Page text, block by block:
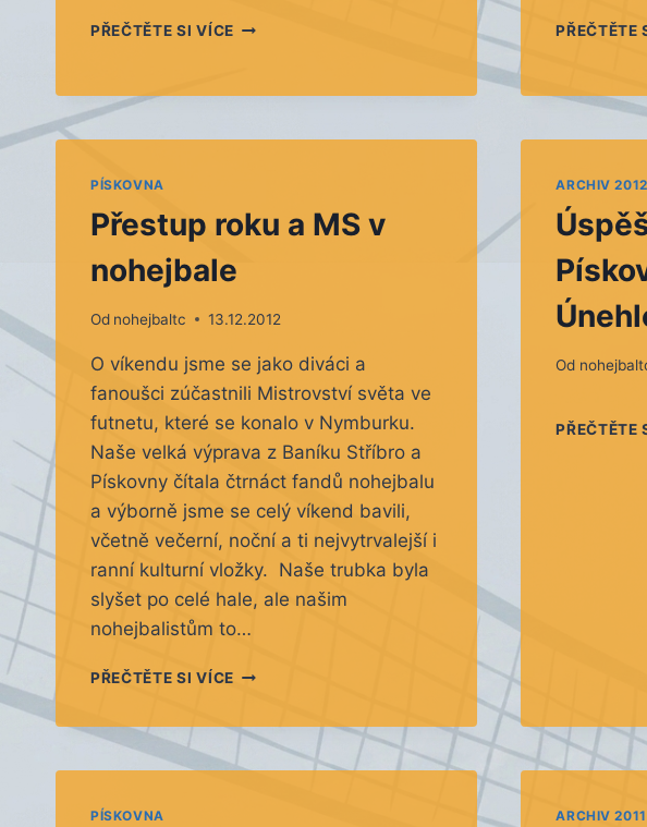
PŘEČTĚTE SI VÍCEREZERVACE
PŘEČTĚTE
PÍSKOVNA
Přestup roku a MS v
nohejbale
Od nohejbaltc 13.12.2012
O víkendu jsme se jako diváci a
fanoušci zúčastnili Mistrovství světa ve
futnetu, které se konalo v Nymburku.
Naše velká výprava z Baníku Stříbro a
Pískovny čítala čtrnáct fandů nohejbalu
a výborně jsme se celý víkend bavili,
včetně večerní, noční a ti nejvytrvalejší i
ranní kulturní vložky. Naše trubka byla
slyšet po celé hale, ale našim
nohejbalistům to…
PŘEČTĚTE SI VÍCEPŘESTUP
MS
V
ARCHIV 2012
Od
PŘEČTĚTE
PÍSKOVNA ARCHIV 2011